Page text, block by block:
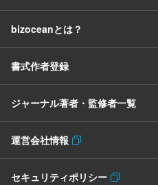
bizoceanとは？
書式作者登録
ジャーナル著者・監修者一覧
運営会社情報
セキュリティポリシー